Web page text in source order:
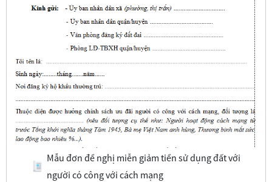
Mẫu đơn đề nghị miễn giảm tiền sử dụng đất với
người có công với cách mạng